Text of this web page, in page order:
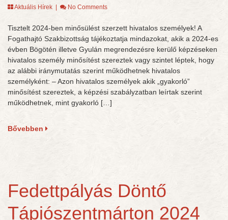
Aktuális Hírek No Comments
Tisztelt 2024-ben minősülést szerzett hivatalos személyek! A
Fogathajtó Szakbizottság tájékoztatja mindazokat, akik a 2024-es
évben Bögötén illetve Gyulán megrendezésre kerülő képzéseken
hivatalos személy minősítést szereztek vagy szintet léptek, hogy
az alábbi iránymutatás szerint működhetnek hivatalos
személyként: – Azon hivatalos személyek akik „gyakorló”
minősítést szereztek, a képzési szabályzatban leírtak szerint
működhetnek, mint gyakorló […]
Bővebben
Fedettpályás Döntő
Tápiószentmárton 2024